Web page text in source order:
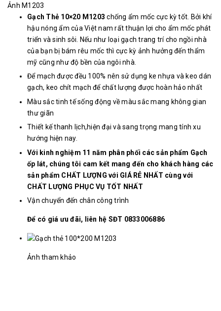
Ảnh M1203
Gạch Thẻ 10×20 M1203chống ẩm mốc cực kỳ tốt. Bởi khí
hậu nóng ẩm của Việt nam rất thuận lợi cho ẩm mốc phát
triển và sinh sôi. Nếu như loại gạch trang trí cho ngồi nhà
của bạn bị bám rêu mốc thì cực kỳ ảnh hưởng đến thẩm
mỹ cũng như độ bền của ngôi nhà.
Để mạch được đều 100% nên sử dụng ke nhựa và keo dán
gạch, keo chít mạch để chất lượng được hoàn hảo nhất
Màu sắc tinh tế sống động về màu sắc mang không gian
thư giãn
Thiết kế thanh lịch,hiện đại và sang trọng mang tính xu
hướng hiện nay.
Với kinh nghiệm 11 năm phân phối các sản phẩm Gạch
ốp lát, chúng tôi cam kết mang đến cho khách hàng các
sản phẩm CHẤT LƯỢNG với GIÁ RẺ NHẤT cùng với
CHẤT LƯỢNG PHỤC VỤ TỐT NHẤT
Vận chuyển đến chân công trình
Để có giá ưu đãi, liên hệ SĐT 0833006886
Ảnh tham khảo